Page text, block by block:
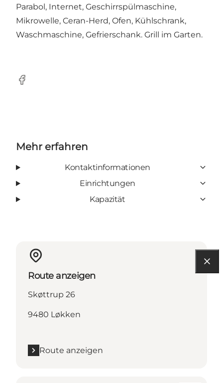
Parabol, Internet, Geschirrspülmaschine,
Mikrowelle, Ceran-Herd, Ofen, Kühlschrank,
Waschmaschine, Gefrierschank. Grill im Garten.
Facebook
Mehr erfahren
Kontaktinformationen
Einrichtungen
Kapazität
Route anzeigen
Skøttrup 26
9480 Løkken
Route anzeigen